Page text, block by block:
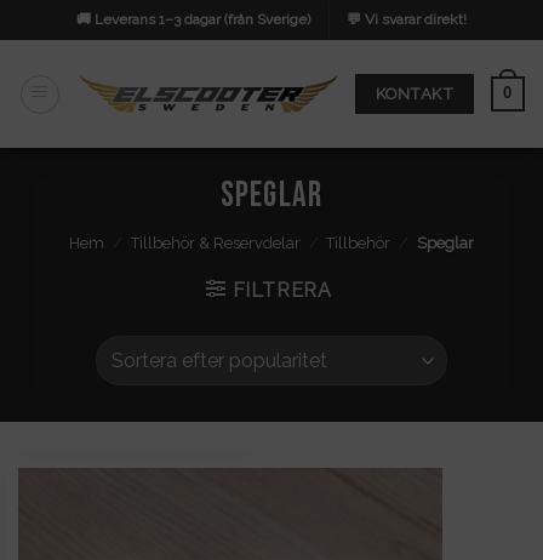
to
🚚 Leverans 1–3 dagar (från Sverige) 💬 Vi svarar direkt!
KONTAKT 0
Speglar
Hem Tillbehör & Reservdelar Tillbehör Speglar
FILTRERA